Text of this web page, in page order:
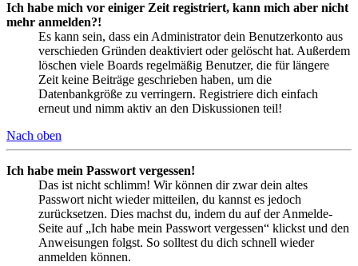
Ich habe mich vor einiger Zeit registriert, kann mich aber nicht
mehr anmelden?!
Es kann sein, dass ein Administrator dein Benutzerkonto aus
verschieden Gründen deaktiviert oder gelöscht hat. Außerdem
löschen viele Boards regelmäßig Benutzer, die für längere
Zeit keine Beiträge geschrieben haben, um die
Datenbankgröße zu verringern. Registriere dich einfach
erneut und nimm aktiv an den Diskussionen teil!
Nach oben
Ich habe mein Passwort vergessen!
Das ist nicht schlimm! Wir können dir zwar dein altes
Passwort nicht wieder mitteilen, du kannst es jedoch
zurücksetzen. Dies machst du, indem du auf der Anmelde-
Seite auf „Ich habe mein Passwort vergessen“ klickst und den
Anweisungen folgst. So solltest du dich schnell wieder
anmelden können.